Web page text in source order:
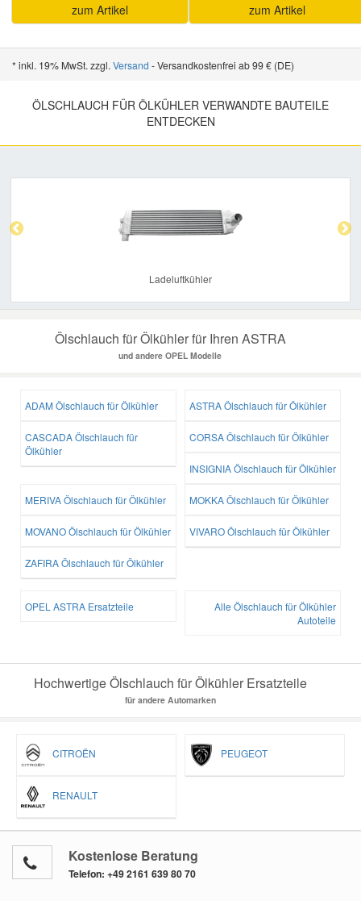
zum Artikel zum Artikel
* inkl. 19% MwSt. zzgl. Versand - Versandkostenfrei ab 99 € (DE)
ÖLSCHLAUCH FÜR ÖLKÜHLER VERWANDTE BAUTEILE
ENTDECKEN
Ladeluftkühler
Ölschlauch für Ölkühler für Ihren ASTRA
und andere OPEL Modelle
ADAM Ölschlauch für Ölkühler ASTRA Ölschlauch für Ölkühler
CASCADA Ölschlauch für
Ölkühler
CORSA Ölschlauch für Ölkühler
INSIGNIA Ölschlauch für Ölkühler
MERIVA Ölschlauch für Ölkühler MOKKA Ölschlauch für Ölkühler
MOVANO Ölschlauch für Ölkühler VIVARO Ölschlauch für Ölkühler
ZAFIRA Ölschlauch für Ölkühler
OPEL ASTRA Ersatzteile
Alle Ölschlauch für Ölkühler
Autoteile
Hochwertige Ölschlauch für Ölkühler Ersatzteile
für andere Automarken
CITROËN PEUGEOT
RENAULT
Kostenlose Beratung
Telefon: +49 2161 639 80 70